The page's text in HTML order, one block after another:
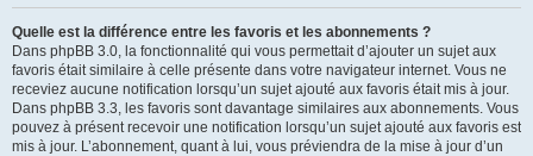
Quelle est la différence entre les favoris et les abonnements ?
Dans phpBB 3.0, la fonctionnalité qui vous permettait d’ajouter un sujet aux
favoris était similaire à celle présente dans votre navigateur internet. Vous ne
receviez aucune notification lorsqu’un sujet ajouté aux favoris était mis à jour.
Dans phpBB 3.3, les favoris sont davantage similaires aux abonnements. Vous
pouvez à présent recevoir une notification lorsqu’un sujet ajouté aux favoris est
mis à jour. L’abonnement, quant à lui, vous préviendra de la mise à jour d’un